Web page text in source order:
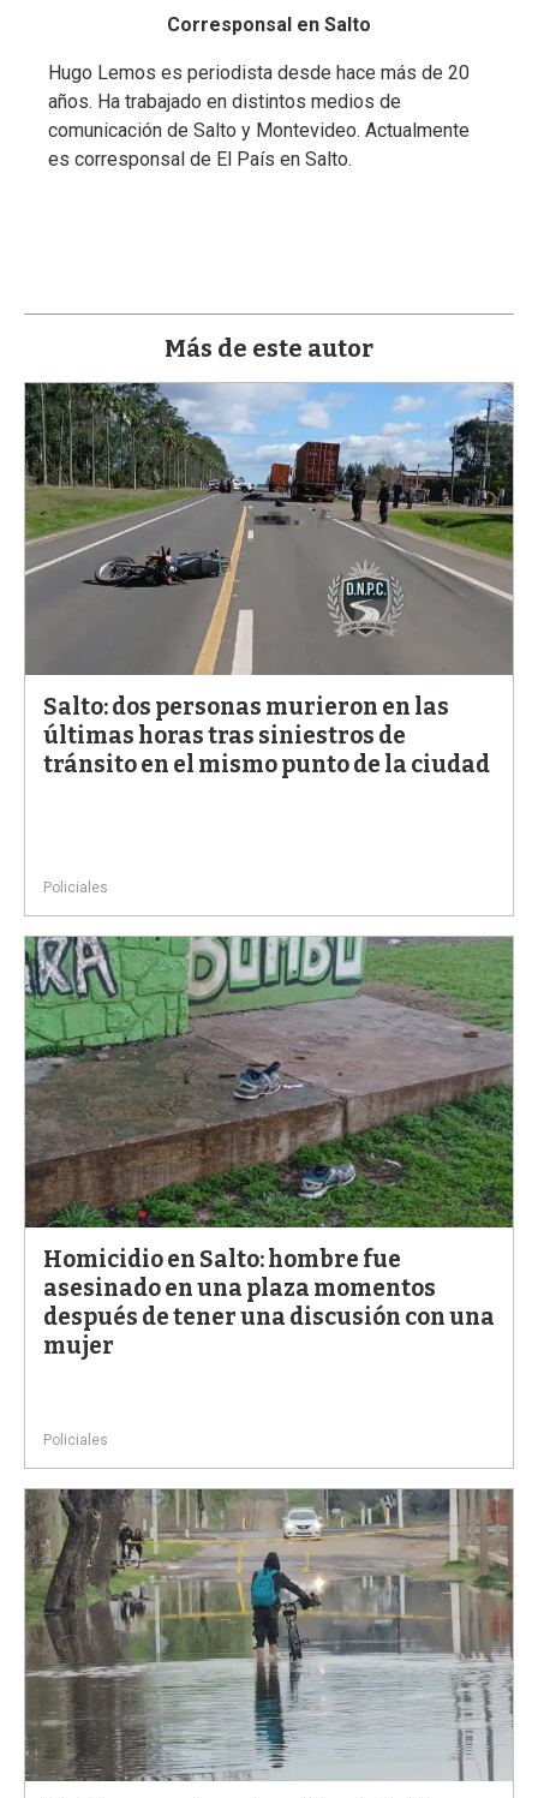
Corresponsal en Salto
Hugo Lemos es periodista desde hace más de 20
años. Ha trabajado en distintos medios de
comunicación de Salto y Montevideo. Actualmente
es corresponsal de El País en Salto.
Más de este autor
Salto: dos personas murieron en las
últimas horas tras siniestros de
tránsito en el mismo punto de la ciudad
Policiales
Homicidio en Salto: hombre fue
asesinado en una plaza momentos
después de tener una discusión con una
mujer
Policiales